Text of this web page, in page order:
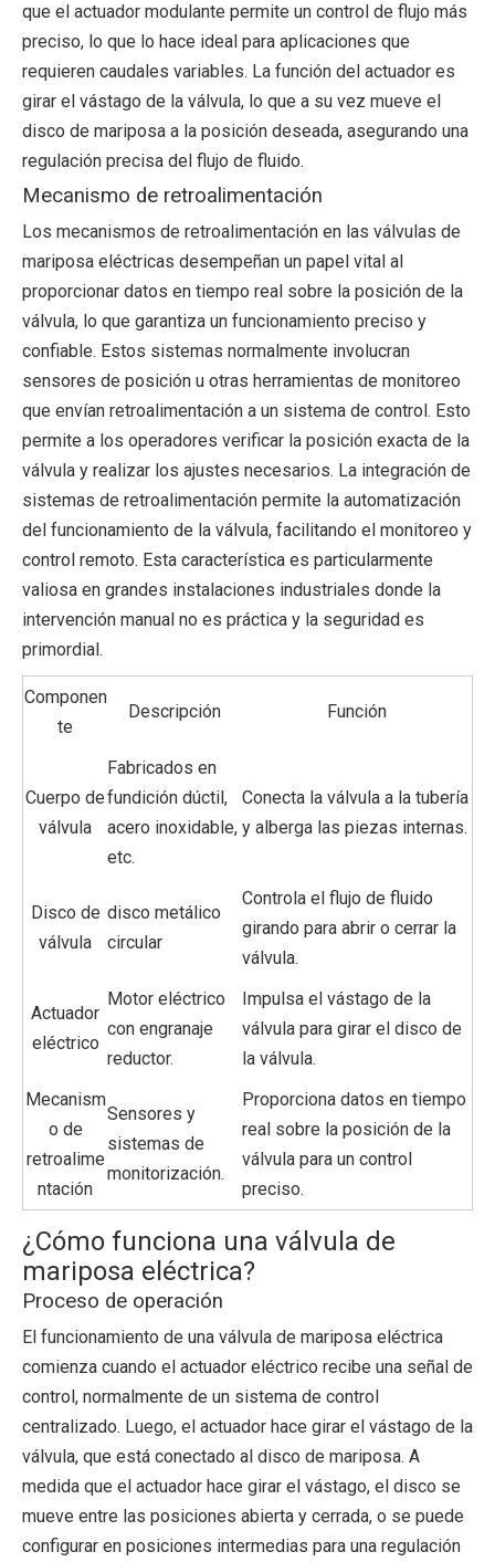
que el actuador modulante permite un control de flujo más
preciso, lo que lo hace ideal para aplicaciones que
requieren caudales variables. La función del actuador es
girar el vástago de la válvula, lo que a su vez mueve el
disco de mariposa a la posición deseada, asegurando una
regulación precisa del flujo de fluido.
Mecanismo de retroalimentación
Los mecanismos de retroalimentación en las válvulas de
mariposa eléctricas desempeñan un papel vital al
proporcionar datos en tiempo real sobre la posición de la
válvula, lo que garantiza un funcionamiento preciso y
confiable. Estos sistemas normalmente involucran
sensores de posición u otras herramientas de monitoreo
que envían retroalimentación a un sistema de control. Esto
permite a los operadores verificar la posición exacta de la
válvula y realizar los ajustes necesarios. La integración de
sistemas de retroalimentación permite la automatización
del funcionamiento de la válvula, facilitando el monitoreo y
control remoto. Esta característica es particularmente
valiosa en grandes instalaciones industriales donde la
intervención manual no es práctica y la seguridad es
primordial.
Componen
te
Descripción Función
Cuerpo de
válvula
Fabricados en
fundición dúctil,
acero inoxidable,
etc.
Conecta la válvula a la tubería
y alberga las piezas internas.
Disco de
válvula
disco metálico
circular
Controla el flujo de fluido
girando para abrir o cerrar la
válvula.
Actuador
eléctrico
Motor eléctrico
con engranaje
reductor.
Impulsa el vástago de la
válvula para girar el disco de
la válvula.
Mecanism
o de
retroalime
ntación
Sensores y
sistemas de
monitorización.
Proporciona datos en tiempo
real sobre la posición de la
válvula para un control
preciso.
¿Cómo funciona una válvula de
mariposa eléctrica?
Proceso de operación
El funcionamiento de una válvula de mariposa eléctrica
comienza cuando el actuador eléctrico recibe una señal de
control, normalmente de un sistema de control
centralizado. Luego, el actuador hace girar el vástago de la
válvula, que está conectado al disco de mariposa. A
medida que el actuador hace girar el vástago, el disco se
mueve entre las posiciones abierta y cerrada, o se puede
configurar en posiciones intermedias para una regulación